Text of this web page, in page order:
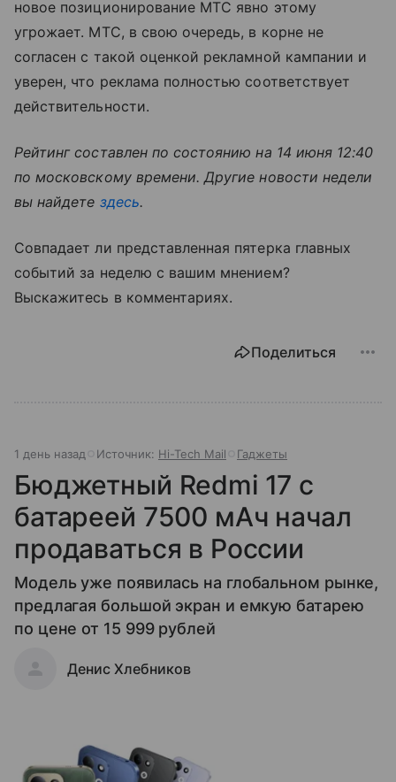
новое позиционирование МТС явно этому
угрожает. МТС, в свою очередь, в корне не
согласен с такой оценкой рекламной кампании и
уверен, что реклама полностью соответствует
действительности.
Рейтинг составлен по состоянию на 14 июня 12:40
по московскому времени. Другие новости недели
вы найдете здесь.
Совпадает ли представленная пятерка главных
событий за неделю с вашим мнением?
Выскажитесь в комментариях.
Поделиться
1 день назад Источник: Hi-Tech Mail Гаджеты
Бюджетный Redmi 17 с
батареей 7500 мАч начал
продаваться в России
Модель уже появилась на глобальном рынке,
предлагая большой экран и емкую батарею
по цене от 15 999 рублей
Денис Хлебников